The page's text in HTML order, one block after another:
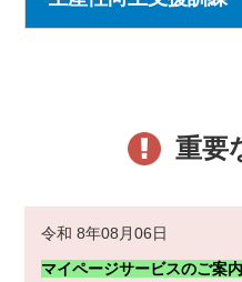
重要
令和 8年08月06日
マイページサービスのご案内